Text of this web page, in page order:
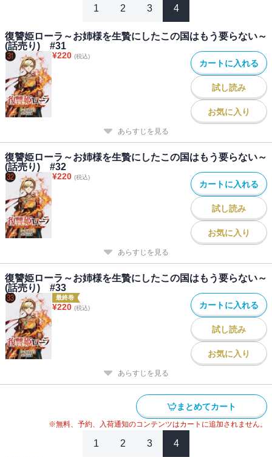
1 2 3 4
復讐姫ローラ～お姉様を生贄にしたこの国はもう要らない～
(話売り) #31
¥220 (税込)
カートに入れる
試し読み
お気に入り
あらすじを見る
復讐姫ローラ～お姉様を生贄にしたこの国はもう要らない～
(話売り) #32
¥220 (税込)
カートに入れる
試し読み
お気に入り
あらすじを見る
復讐姫ローラ～お姉様を生贄にしたこの国はもう要らない～
(話売り) #33
最終巻
¥220 (税込) カートに入れる
試し読み
お気に入り
あらすじを見る
まとめてカート
※無料、予約、入荷通知のコンテンツはカートに追加されません。
1 2 3 4